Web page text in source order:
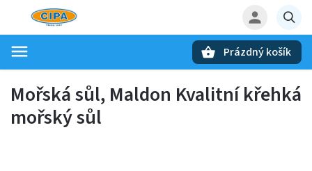
Prázdný košík
Mořská sůl, Maldon Kvalitní křehká
mořský sůl